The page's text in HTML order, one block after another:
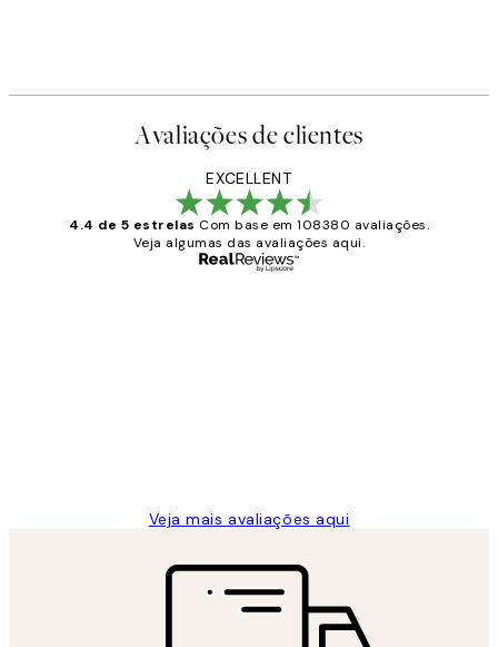
Avaliações de clientes
EXCELLENT
4.4 de 5 estrelas Com base em 108380 avaliações.
Veja algumas das avaliações aqui.
Veja mais avaliações aqui